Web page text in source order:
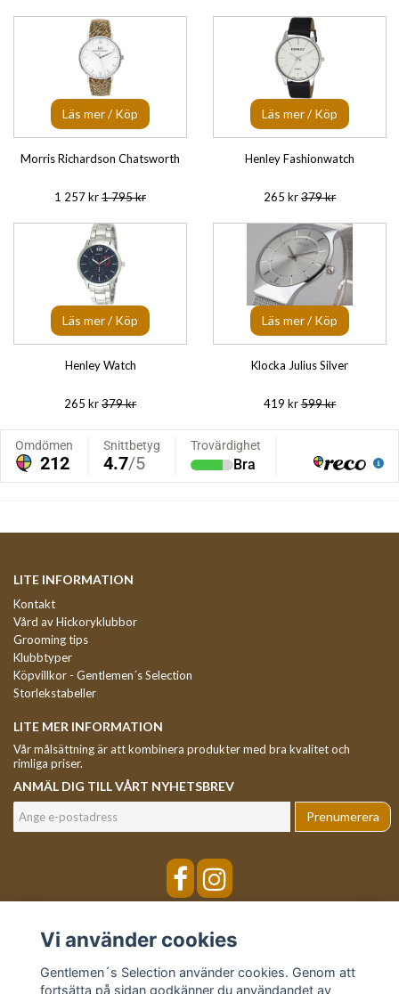
Läs mer / Köp
Morris Richardson Chatsworth
1 257 kr1 795 kr
Läs mer / Köp
Henley Fashionwatch
265 kr379 kr
Läs mer / Köp
Henley Watch
265 kr379 kr
Läs mer / Köp
Klocka Julius Silver
419 kr599 kr
LITE INFORMATION
Kontakt
Vård av Hickoryklubbor
Grooming tips
Klubbtyper
Köpvillkor - Gentlemen´s Selection
Storlekstabeller
LITE MER INFORMATION
Vår målsättning är att kombinera produkter med bra kvalitet och
rimliga priser.
ANMÄL DIG TILL VÅRT NYHETSBREV
Prenumerera
Vi använder cookies
Gentlemen´s Selection använder cookies. Genom att
fortsätta på sidan godkänner du användandet av